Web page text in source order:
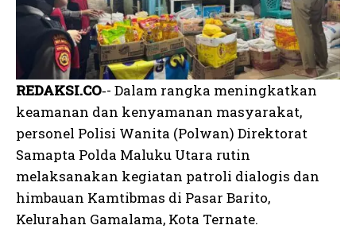
REDAKSI.CO‐- Dalam rangka meningkatkan
keamanan dan kenyamanan masyarakat,
personel Polisi Wanita (Polwan) Direktorat
Samapta Polda Maluku Utara rutin
melaksanakan kegiatan patroli dialogis dan
himbauan Kamtibmas di Pasar Barito,
Kelurahan Gamalama, Kota Ternate.